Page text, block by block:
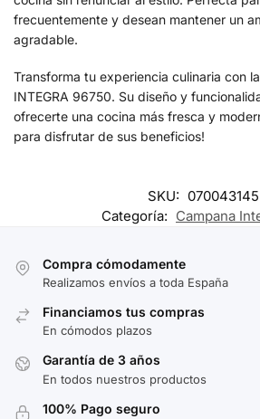
frecuentemente y desean mantener un
agradable.
Transforma tu experiencia culinaria con
INTEGRA 96750. Su diseño y
ofrecerte una cocina más fresca y
para disfrutar de sus beneficios!
SKU: 070043145
Categoría: Campana
Compra cómodamente
Realizamos envíos a toda España
Financiamos tus compras
En cómodos plazos
Garantía de 3 años
En todos nuestros productos
100% Pago seguro